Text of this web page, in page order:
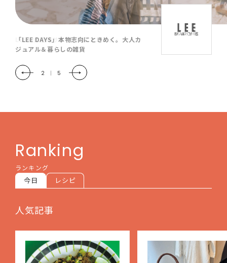
「LEE DAYS」本物志向にときめく。大人カ
ジュアル＆暮らしの雑貨
2 | 5
Ranking
ランキング
今日 レシピ
人気記事